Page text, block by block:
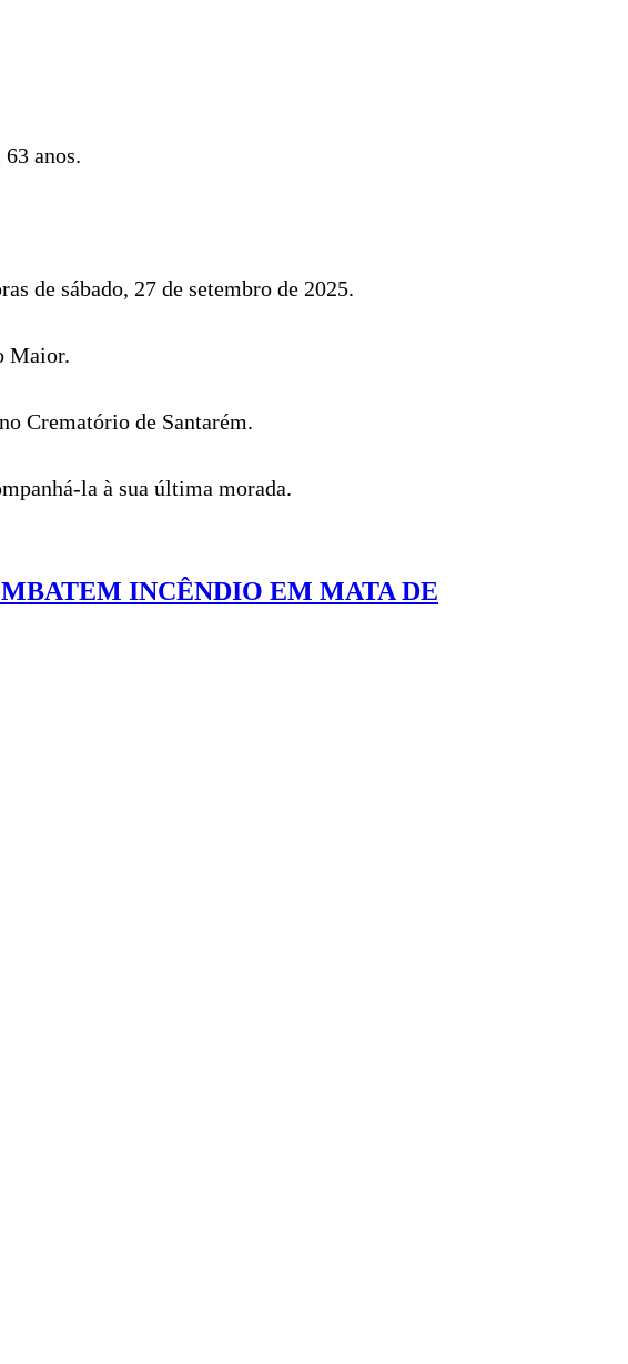
anos.
de sábado, 27 de setembro de 2025.
Maior.
Crematório de Santarém.
la à sua última morada.
INCÊNDIO EM MATA DE